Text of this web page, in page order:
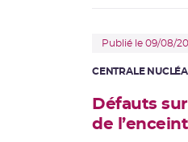
Publié le 09/08/
CENTRALE
Défauts
de